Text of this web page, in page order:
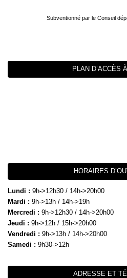
Subventionné par le Conseil
PLAN D’ACCÈS
HORAIRES
Lundi : 9h->12h30 / 14h->20h00
Mardi : 9h->13h / 14h->19h
Mercredi : 9h->12h30 / 14h->20h00
Jeudi : 9h->12h / 15h->20h00
Vendredi : 9h->13h / 14h->20h00
Samedi : 9h30->12h
ADRESSE ET